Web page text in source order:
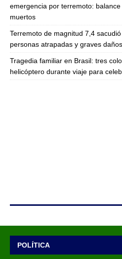
emergencia por terremoto:
muertos
Terremoto de magnitud 7,4
personas atrapadas y graves
Tragedia familiar en Brasil: tres
helicóptero durante viaje para
POLÍTICA